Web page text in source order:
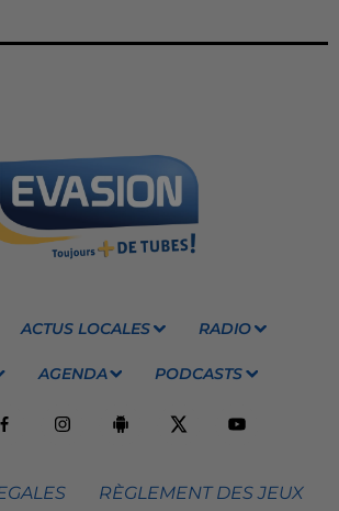
ACTUS LOCALES RADIO
AGENDA PODCASTS
RÈGLEMENT DES JEUX